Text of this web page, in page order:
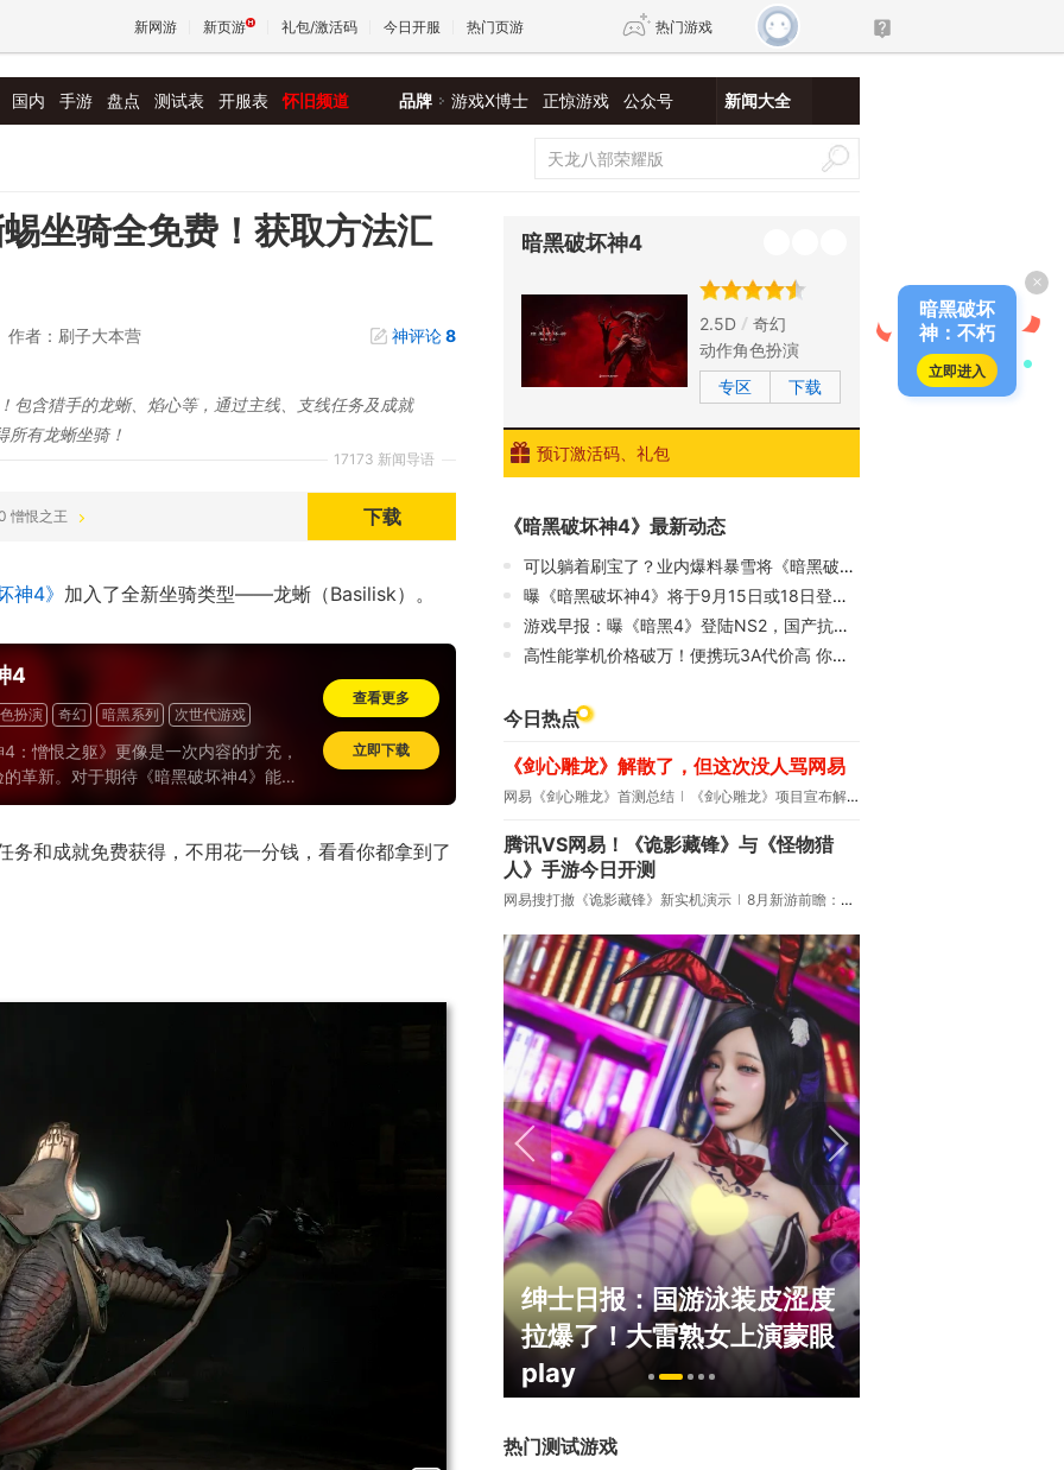
新网游 新页游 礼包/激活码 今日开服 热门页游 热门游戏
新仙侠5
国内 手游 盘点 测试表 开服表 怀旧频道 品牌 游戏X博士 正惊游戏 公众号 新闻大全
坐骑全免费！获取方法汇
作者：刷子大本营 神评论8
17173 新闻导语
包含猎手的龙蜥、焰心等，通过主线、支线任务及成就
所有龙蜥坐骑！
憎恨之王 下载
神4》 加入了全新坐骑类型——龙蜥（Basilisk）。
4
扮演 奇幻 暗黑系列 次世代游戏
：憎恨之躯》更像是一次内容的扩充，
革新。对于期待《暗黑破坏神4》能够
革的玩家来说，本次收费不菲的资料片
延长游戏的生命周期，同时借此机会实
查看更多
立即下载
务和成就免费获得，不用花一分钱，看看你都拿到了
暗黑破坏神4
2.5D
奇幻
动作角色扮演
专区
下载
预订激活码、礼包
《暗黑破坏神4》最新动态
可以躺着刷宝了？业内爆料暴雪将《暗黑破坏神4》移植新平台
曝《暗黑破坏神4》将于9月15日或18日登陆Switch 2
游戏早报：曝《暗黑4》登陆NS2，国产抗日新作今日上线
高性能掌机价格破万！便携玩3A代价高 你能接受吗
今日热点
《剑心雕龙》解散了，但这次没人骂网易
网易《剑心雕龙》首测总结 《剑心雕龙》项目宣布解散
腾讯VS网易！《诡影藏锋》与《怪物猎
人》手游今日开测
网易搜打撤《诡影藏锋》新实机演示 8月新游前瞻：《诡秘之主》领衔
大区火
一看吓一跳：雷死人不偿命
的囧图集（1170）
绅士日报：国游泳装皮涩度
拉爆了！大雷熟女上演蒙眼
play
热门测试游戏
×
暗黑破坏
神：不朽
立即进入